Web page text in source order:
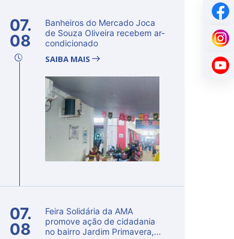
07.
08
Banheiros do Mercado Joca
de Souza Oliveira recebem ar-
condicionado
SAIBA MAIS
07.
08
Feira Solidária da AMA
promove ação de cidadania
no bairro Jardim Primavera,